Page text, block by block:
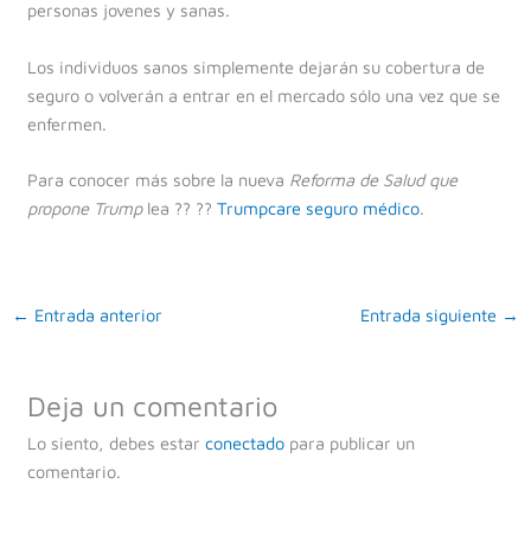
personas jovenes y sanas.
Los individuos sanos simplemente dejarán su cobertura de
seguro o volverán a entrar en el mercado sólo una vez que se
enfermen.
Para conocer más sobre la nueva Reforma de Salud que
propone Trumplea ?? ?? Trumpcare seguro médico.
← Entrada anterior Entrada siguiente →
Deja un comentario
Lo siento, debes estar conectadopara publicar un
comentario.